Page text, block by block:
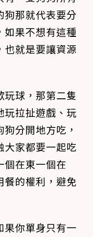
狗那就代表要分
如果不想有這種
也就是要讓資源
玩球，那第二隻
玩拉扯遊戲、玩
分開地方吃，
大家都要一起吃
個在東一個在
餐的權利，避免
果你單身只有一